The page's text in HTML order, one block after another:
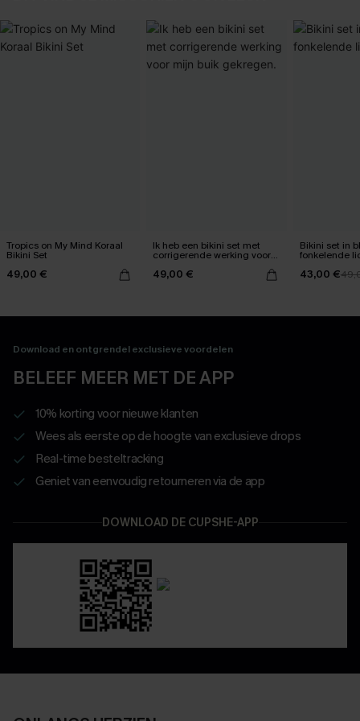
Tropics on My Mind Koraal
Bikini Set
49,00 €
Ik heb een bikini set met
corrigerende werking voor
49,00 €
Bikini set in
fonkelende
43,00 €
Download en ontgrendel exclusieve voordelen
BELEEF MEER MET DE APP
10% korting voor nieuwe klanten
Wees als eerste op de hoogte van exclusieve drops
Real-time besteltracking
Geniet van eenvoudig retourneren via de app
DOWNLOAD DE CUPSHE-APP